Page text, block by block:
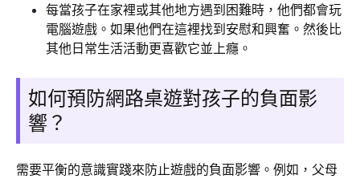
每當孩子在家裡或其他地方遇到困難時，他們都會玩
電腦遊戲。如果他們在這裡找到安慰和興奮。然後比
其他日常生活活動更喜歡它並上癮。
如何預防網路桌遊對孩子的負面影
響？
需要平衡的意識實踐來防止遊戲的負面影響。例如，父母